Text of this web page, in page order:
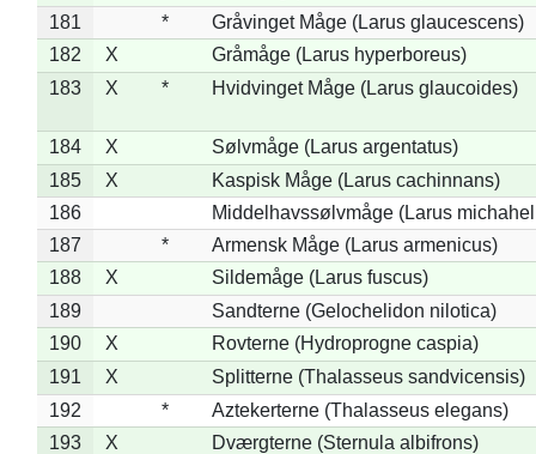
181
*
Gråvinget Måge (Larus glaucescens)
182
X
Gråmåge (Larus hyperboreus)
183
X * Hvidvinget Måge (Larus glaucoides)
184 X
Sølvmåge (Larus argentatus)
185
X
Kaspisk Måge (Larus cachinnans)
186
Middelhavssølvmåge (Larus
187
*
Armensk Måge (Larus armenicus)
188
X
Sildemåge (Larus fuscus)
189
Sandterne (Gelochelidon nilotica)
190
X
Rovterne (Hydroprogne caspia)
191
X
Splitterne (Thalasseus sandvicensis)
192
*
Aztekerterne (Thalasseus elegans)
193
X
Dværgterne (Sternula albifrons)